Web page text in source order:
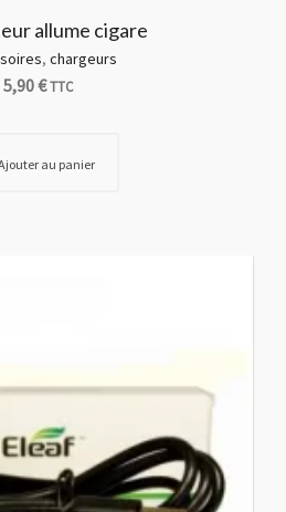
allume cigare
, chargeurs
5,90€TTC
au panier